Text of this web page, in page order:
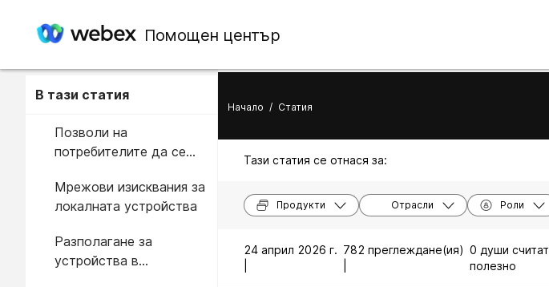
Помощен център
В тази статия
Позволи на
потребителите да се
на място
Мрежови изисквания за
локалната устройства
Разполагане за
устройства в
Начало / Статия
Тази статия се отнася за:
Продукти Отрасли Роли
24 април 2026 г. 782 преглеждане(ия) 0 души
полезно